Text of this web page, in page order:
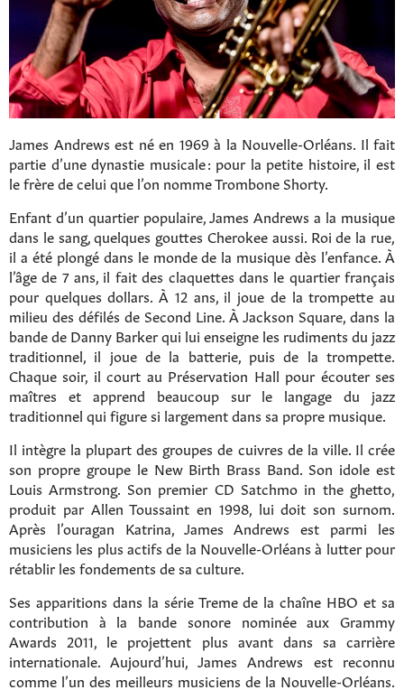
James Andrews est né en 1969 à la Nouvelle-Orléans. Il fait
partie d’une dynastie musicale : pour la petite histoire, il est
le frère de celui que l’on nomme Trombone Shorty.
Enfant d’un quartier populaire, James Andrews a la musique
dans le sang, quelques gouttes Cherokee aussi. Roi de la rue,
il a été plongé dans le monde de la musique dès l’enfance. À
l’âge de 7 ans, il fait des claquettes dans le quartier français
pour quelques dollars. À 12 ans, il joue de la trompette au
milieu des défilés de Second Line. À Jackson Square, dans la
bande de Danny Barker qui lui enseigne les rudiments du jazz
traditionnel, il joue de la batterie, puis de la trompette.
Chaque soir, il court au Préservation Hall pour écouter ses
maîtres et apprend beaucoup sur le langage du jazz
traditionnel qui figure si largement dans sa propre musique.
Il intègre la plupart des groupes de cuivres de la ville. Il crée
son propre groupe le New Birth Brass Band. Son idole est
Louis Armstrong. Son premier CD Satchmo in the ghetto,
produit par Allen Toussaint en 1998, lui doit son surnom.
Après l’ouragan Katrina, James Andrews est parmi les
musiciens les plus actifs de la Nouvelle-Orléans à lutter pour
rétablir les fondements de sa culture.
Ses apparitions dans la série Treme de la chaîne HBO et sa
contribution à la bande sonore nominée aux Grammy
Awards 2011, le projettent plus avant dans sa carrière
internationale. Aujourd’hui, James Andrews est reconnu
comme l’un des meilleurs musiciens de la Nouvelle-Orléans.